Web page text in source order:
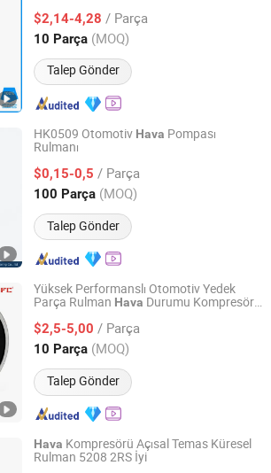
$2,14-4,28 / Parça
10 Parça (MOQ)
Talep Gönder
Fiyat 2011
HK0509 Otomotiv Hava Pompası
Rulmanı
$0,15-0,5 / Parça
100 Parça (MOQ)
Talep Gönder
Bearing Co., Itd
Fiyat 2026
Yüksek Performanslı Otomotiv Yedek
Parça Rulman Hava Durumu Kompresör
30bx4712
$2,5-5,00 / Parça
10 Parça (MOQ)
Talep Gönder
International Trade Co., Ltd
Fiyat 2024
Hava Kompresörü Açısal Temas Küresel
Rulman 5208 2RS İyi
Co., Ltd.